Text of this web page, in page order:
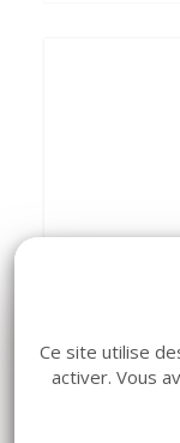
MANCHE
FRIEDY
Ce site utilise
activer. Vous